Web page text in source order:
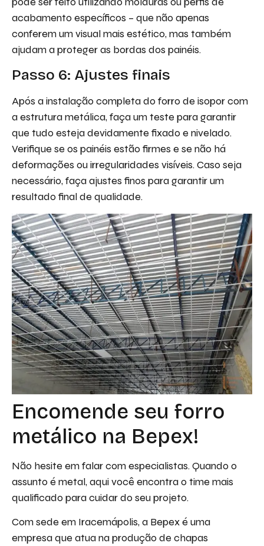
acabamento específicos – que não apenas
conferem um visual mais estético, mas também
ajudam a proteger as bordas dos painéis.
Passo 6: Ajustes finais
Após a instalação completa do forro de isopor com
a estrutura metálica, faça um teste para garantir
que tudo esteja devidamente fixado e nivelado.
Verifique se os painéis estão firmes e se não há
deformações ou irregularidades visíveis. Caso seja
necessário, faça ajustes finos para garantir um
resultado final de qualidade.
Encomende seu forro
metálico na Bepex!
Não hesite em falar com especialistas. Quando o
assunto é metal, aqui você encontra o time mais
qualificado para cuidar do seu projeto.
Com sede em Iracemápolis, a Bepex é uma
empresa que atua na produção de chapas